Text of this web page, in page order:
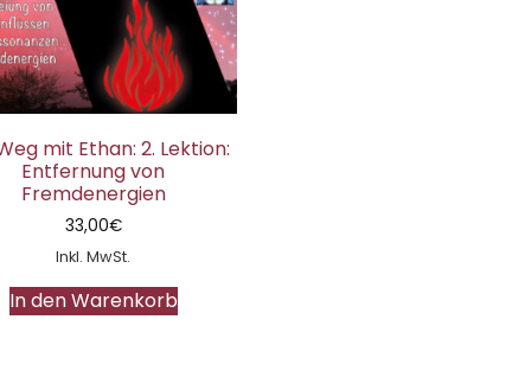
mit Ethan: 2. Lektion:
Entfernung von
Fremdenergien
33,00€
Inkl. MwSt.
In den Warenkorb